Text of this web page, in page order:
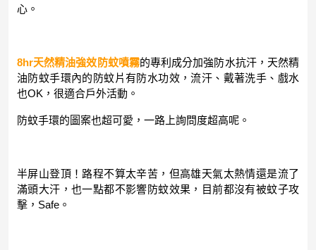
心。
8hr天然精油強效防蚊噴霧的專利成分加強防水抗汗，天然精
油防蚊手環內的防蚊片有防水功效，流汗、戴著洗手、戲水
也OK，很適合戶外活動。
防蚊手環的圖案也超可愛，一路上詢問度超高呢。
半屏山登頂！路程不算太辛苦，但高雄天氣太熱情還是流了
滿頭大汗，也一點都不影響防蚊效果，目前都沒有被蚊子攻
擊，Safe。